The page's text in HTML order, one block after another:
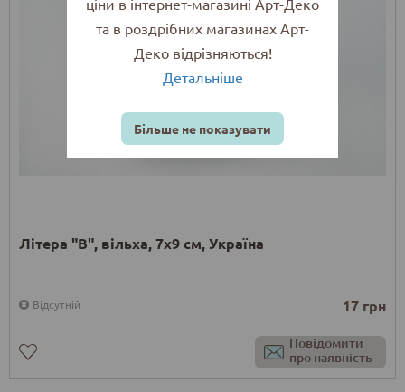
Літера "В", вільха, 7х9 см, Україна
Відсутній 17 грн
Повідомити
про наявність
ціни в інтернет-магазині Арт-Деко
та в роздрібних магазинах Арт-
Деко відрізняються!
Детальніше
Більше не показувати